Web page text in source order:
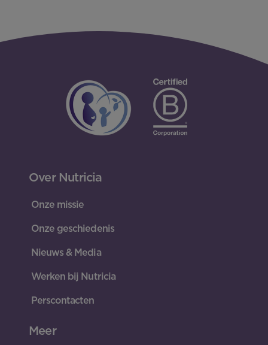
Over Nutricia
Onze missie
Onze geschiedenis
Nieuws & Media
Werken bij Nutricia
Perscontacten
Meer